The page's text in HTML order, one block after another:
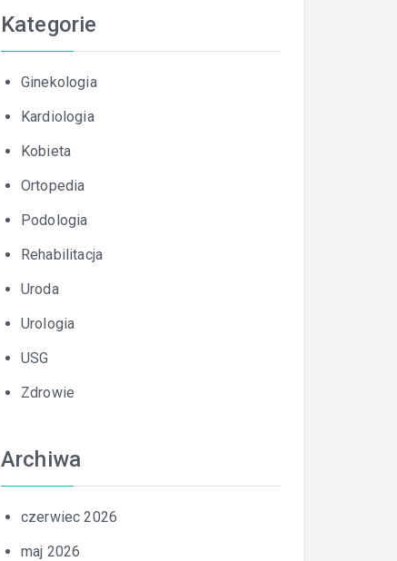
Kategorie
Ginekologia
Kardiologia
Kobieta
Ortopedia
Podologia
Rehabilitacja
Uroda
Urologia
USG
Zdrowie
Archiwa
czerwiec 2026
maj 2026